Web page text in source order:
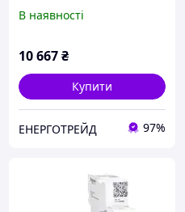
VigiARC iC60, 2P, 25A,
В наявності
10 667₴
Купити
ЕНЕРГОТРЕЙД 97%